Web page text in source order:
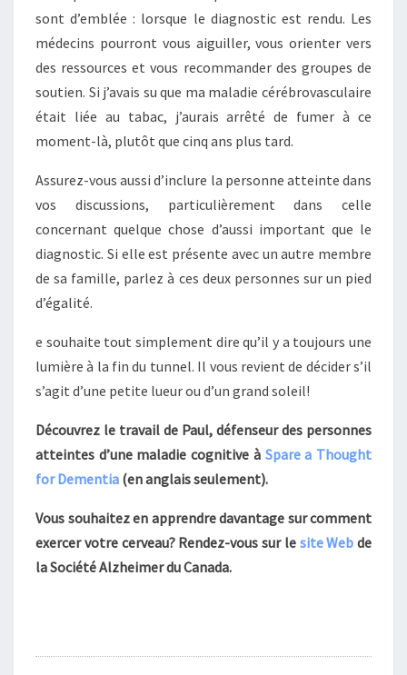
sont d’emblée : lorsque le diagnostic est rendu. Les
médecins pourront vous aiguiller, vous orienter vers
des ressources et vous recommander des groupes de
soutien. Si j’avais su que ma maladie cérébrovasculaire
était liée au tabac, j’aurais arrêté de fumer à ce
moment-là, plutôt que cinq ans plus tard.
Assurez-vous aussi d’inclure la personne atteinte dans
vos discussions, particulièrement dans celle
concernant quelque chose d’aussi important que le
diagnostic. Si elle est présente avec un autre membre
de sa famille, parlez à ces deux personnes sur un pied
d’égalité.
e souhaite tout simplement dire qu’il y a toujours une
lumière à la fin du tunnel. Il vous revient de décider s’il
s’agit d’une petite lueur ou d’un grand soleil!
Découvrez le travail de Paul, défenseur des personnes
atteintes d’une maladie cognitive à Spare a Thought
for Dementia (en anglais seulement).
Vous souhaitez en apprendre davantage sur comment
exercer votre cerveau? Rendez-vous sur le site Web de
la Société Alzheimer du Canada.